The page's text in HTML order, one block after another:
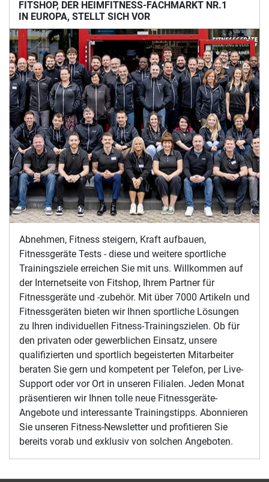
FITSHOP, DER HEIMFITNESS-FACHMARKT NR.1
IN EUROPA, STELLT SICH VOR
Abnehmen, Fitness steigern, Kraft aufbauen,
Fitnessgeräte Tests - diese und weitere sportliche
Trainingsziele erreichen Sie mit uns. Willkommen auf
der Internetseite von Fitshop, Ihrem Partner für
Fitnessgeräte und -zubehör. Mit über 7000 Artikeln und
Fitnessgeräten bieten wir Ihnen sportliche Lösungen
zu Ihren individuellen Fitness-Trainingszielen. Ob für
den privaten oder gewerblichen Einsatz, unsere
qualifizierten und sportlich begeisterten Mitarbeiter
beraten Sie gern und kompetent per Telefon, per Live-
Support oder vor Ort in unseren Filialen. Jeden Monat
präsentieren wir Ihnen tolle neue Fitnessgeräte-
Angebote und interessante Trainingstipps. Abonnieren
Sie unseren Fitness-Newsletter und profitieren Sie
bereits vorab und exklusiv von solchen Angeboten.